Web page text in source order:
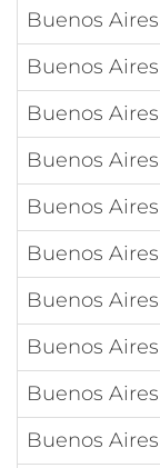
Buenos Aires
Buenos Aires
Buenos Aires
Buenos Aires
Buenos Aires
Buenos Aires
Buenos Aires
Buenos Aires
Buenos Aires
Buenos Aires